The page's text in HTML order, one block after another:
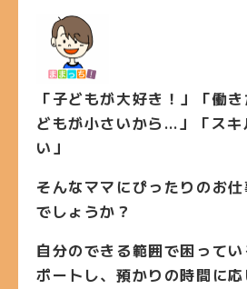
「子どもが大好き！」「働
どもが小さいから…」「スキ
い」
そんなママにぴったりのお
でしょうか？
自分のできる範囲で困って
ポートし、預かりの時間に